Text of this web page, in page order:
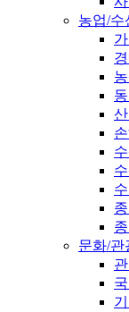
농업/수
문화/관